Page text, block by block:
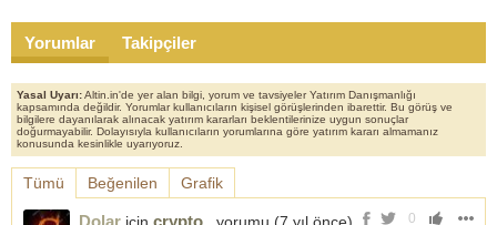
Sonra, oradaki topluluğa dönmüş ve sormuş:
“Ey cemaat, bu dişi deve kimindir? .. ”
Cemaat hep birlikte bağırmış:
Küfeli şaşkın bir vaziyette devesinin ardından bakakalırken,
Muaviye onu yanına çağırmış:
“Ey Küfeli, dinle! Sen de ben de biliyoruz ki, bu deve senindir ve
dişi değil, erkektir. Ama sen Küfe' ye dönünce gördüklerini Ali'ye
anlat (Hz. Ali o esnada Küfededir) ve de ki:
"Ey Ali, Muaviye; Dişi deveyi erkekten ayırt edemeyen, o ne
derse evet diyen bir topluma- sürüye hükmediyor! Ayağını denk
Yorumlar Takipçiler
Yasal Uyarı:Altin.in'de yer alan bilgi, yorum ve tavsiyeler Yatırım Danışmanlığı
kapsamında değildir. Yorumlar kullanıcıların kişisel görüşlerinden ibarettir. Bu görüş ve
bilgilere dayanılarak alınacak yatırım kararları beklentilerinize uygun sonuçlar
doğurmayabilir. Dolayısıyla kullanıcıların yorumlarına göre yatırım kararı almamanız
konusunda kesinlikle uyarıyoruz.
Tümü Beğenilen Grafik
0
Dolar crypto_